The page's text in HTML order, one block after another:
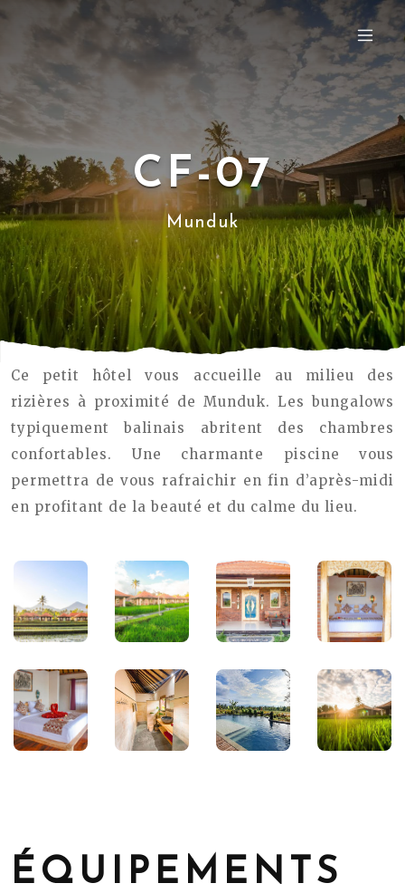
CF-07
Munduk
Ce petit hôtel vous accueille au milieu des
rizières à proximité de Munduk. Les bungalows
typiquement balinais abritent des chambres
confortables. Une charmante piscine vous
permettra de vous rafraichir en fin d’après-midi
en profitant de la beauté et du calme du lieu.
ÉQUIPEMENTS